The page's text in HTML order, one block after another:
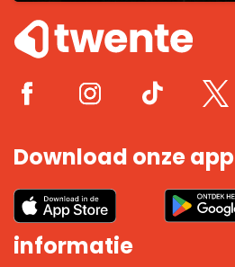
Download onze app
informatie